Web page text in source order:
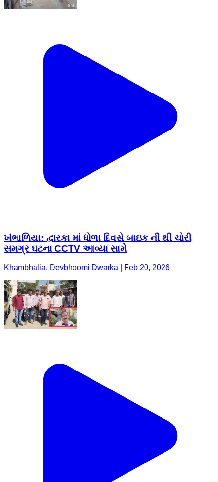
ખંભાળિયા: દ્વારકા માં ધોળા દિવસે બાઇક ની થી ચોરી
સમગ્ર ઘટના CCTV આવ્યા સામે
Khambhalia, Devbhoomi Dwarka | Feb 20, 2026